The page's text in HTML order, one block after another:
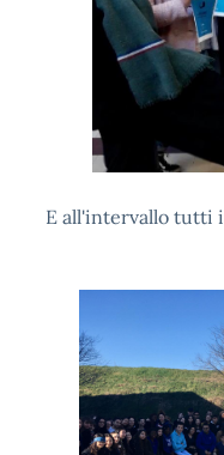
E all'intervallo tutti